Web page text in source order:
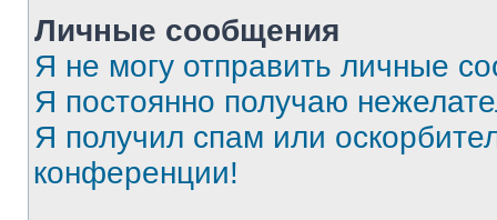
Личные сообщения
Я не могу отправить личные
Я постоянно получаю
Я получил спам или
конференции!